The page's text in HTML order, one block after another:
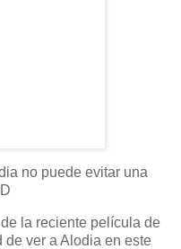
no puede evitar una
la reciente película de
de ver a Alodia en este